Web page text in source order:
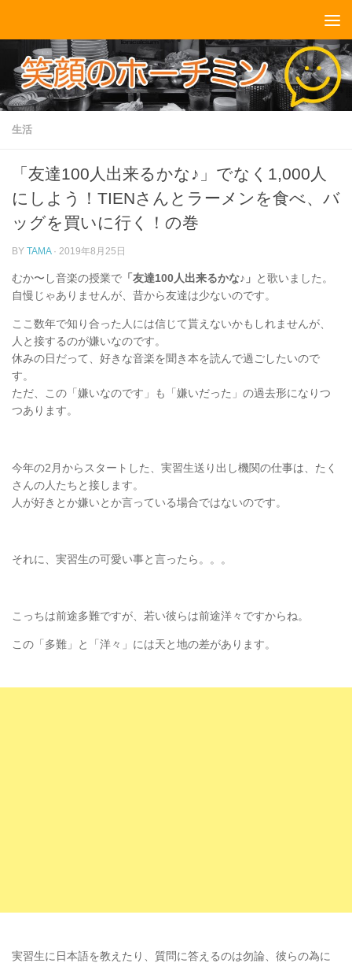
生活
「友達100人出来るかな♪」でなく1,000人
にしよう！TIENさんとラーメンを食べ、バ
ッグを買いに行く！の巻
BY TAMA · 2019年8月25日
むか〜し音楽の授業で 「友達100人出来るかな♪」 と歌いました。
自慢じゃありませんが、昔から友達は少ないのです。
ここ数年で知り合った人には信じて貰えないかもしれませんが、
人と接するのが嫌いなのです。
休みの日だって、好きな音楽を聞き本を読んで過ごしたいので
す。
ただ、この「嫌いなのです」も「嫌いだった」の過去形になりつ
つあります。
今年の2月からスタートした、実習生送り出し機関の仕事は、たく
さんの人たちと接します。
人が好きとか嫌いとか言っている場合ではないのです。
それに、実習生の可愛い事と言ったら。。。
こっちは前途多難ですが、若い彼らは前途洋々ですからね。
この「多難」と「洋々」には天と地の差があります。
実習生に日本語を教えたり、質問に答えるのは勿論、彼らの為に